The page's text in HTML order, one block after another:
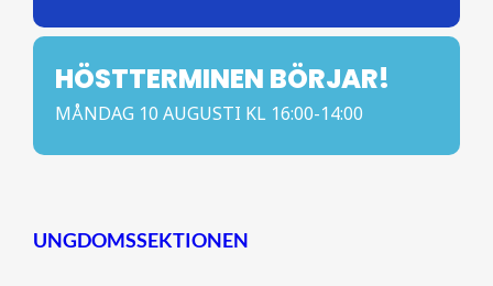
HÖSTTERMINEN BÖRJAR!
MÅNDAG 10 AUGUSTI KL 16:00-14:00
UNGDOMSSEKTIONEN